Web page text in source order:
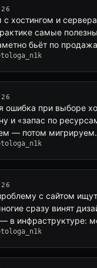
с хостингом и
самые
бьёт по
ошибка при выборе
и «запас по
— потом
с сайтом
сразу винят
в инфраструктуре: